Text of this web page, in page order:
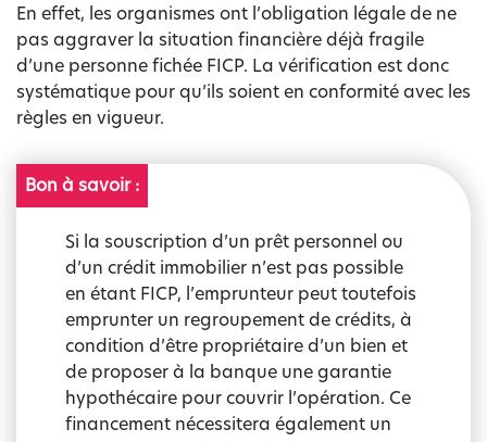
En effet, les organismes ont l’obligation légale de ne
pas aggraver la situation financière déjà fragile
d’une personne fichée FICP. La vérification est donc
systématique pour qu’ils soient en conformité avec les
règles en vigueur.
Bon à savoir :
Si la souscription d’un prêt personnel ou
d’un crédit immobilier n’est pas possible
en étant FICP, l’emprunteur peut toutefois
emprunter un regroupement de crédits, à
condition d’être propriétaire d’un bien et
de proposer à la banque une garantie
hypothécaire pour couvrir l’opération. Ce
financement nécessitera également un